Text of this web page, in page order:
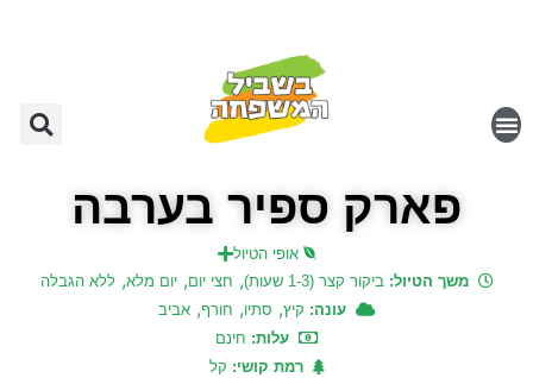
פארק ספיר בערבה
אופי הטיול
משך הטיול:ביקור קצר (1-3 שעות) , חצי יום, יום מלא, ללא הגבלה
עונה: קיץ, סתיו, חורף, אביב
עלות: חינם
רמת קושי: קל